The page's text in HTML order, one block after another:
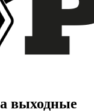
выходные